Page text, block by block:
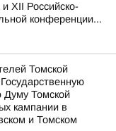
XII Российско-
конференции...
Томской
Думу Томской
кампании в
и Томском